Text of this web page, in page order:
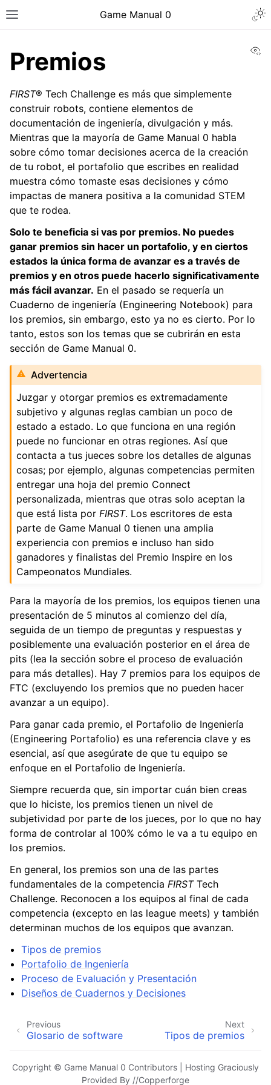
Toggle site navigation sidebar
Game Manual 0
navigation of Ser un equipo
navigation of Habilidades de diseño
navigation of Componentes de hardware
navigation of Fabricación personalizada
navigation of Mecanismos comunes
navigation of Electrónica y Componentes de Movimiento
navigation of Software
navigation of Apéndice
navigation of Guía del colaborador
Premios
FIRST® Tech Challenge es más que simplemente
construir robots, contiene elementos de
documentación de ingeniería, divulgación y más.
Mientras que la mayoría de Game Manual 0 habla
sobre cómo tomar decisiones acerca de la creación
de tu robot, el portafolio que escribes en realidad
muestra cómo tomaste esas decisiones y cómo
impactas de manera positiva a la comunidad STEM
que te rodea.
Solo te beneficia si vas por premios. No puedes
ganar premios sin hacer un portafolio, y en ciertos
estados la única forma de avanzar es a través de
premios y en otros puede hacerlo significativamente
más fácil avanzar. En el pasado se requería un
Cuaderno de ingeniería (Engineering Notebook) para
los premios, sin embargo, esto ya no es cierto. Por lo
tanto, estos son los temas que se cubrirán en esta
sección de Game Manual 0.
Advertencia
Juzgar y otorgar premios es extremadamente
subjetivo y algunas reglas cambian un poco de
estado a estado. Lo que funciona en una región
puede no funcionar en otras regiones. Así que
contacta a tus jueces sobre los detalles de algunas
cosas; por ejemplo, algunas competencias permiten
entregar una hoja del premio Connect
personalizada, mientras que otras solo aceptan la
que está lista por FIRST. Los escritores de esta
parte de Game Manual 0 tienen una amplia
experiencia con premios e incluso han sido
ganadores y finalistas del Premio Inspire en los
Campeonatos Mundiales.
Para la mayoría de los premios, los equipos tienen una
presentación de 5 minutos al comienzo del día,
seguida de un tiempo de preguntas y respuestas y
posiblemente una evaluación posterior en el área de
pits (lea la sección sobre el proceso de evaluación
para más detalles). Hay 7 premios para los equipos de
FTC (excluyendo los premios que no pueden hacer
avanzar a un equipo).
Para ganar cada premio, el Portafolio de Ingeniería
(Engineering Portafolio) es una referencia clave y es
esencial, así que asegúrate de que tu equipo se
enfoque en el Portafolio de Ingeniería.
Siempre recuerda que, sin importar cuán bien creas
que lo hiciste, los premios tienen un nivel de
subjetividad por parte de los jueces, por lo que no hay
forma de controlar al 100% cómo le va a tu equipo en
los premios.
En general, los premios son una de las partes
fundamentales de la competencia FIRSTTech
Challenge. Reconocen a los equipos al final de cada
competencia (excepto en las league meets) y también
determinan muchos de los equipos que avanzan.
Tipos de premios
Portafolio de Ingeniería
Proceso de Evaluación y Presentación
Diseños de Cuadernos y Decisiones
Next
Tipos de premios
Previous
Glosario de software
Copyright © Game Manual 0 Contributors | Hosting Graciously
Provided By //Copperforge